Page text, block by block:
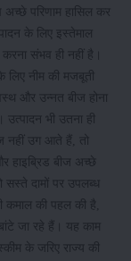
परिणाम हासिल कर
के लिए इस्तेमाल
करना संभव ही नहीं है।
नीम की मजबूती
और उन्नत बीज होना
उत्पादन भी उतना ही
नहीं उग आते हैं, तो
हाइब्रिड बीज अच्छे
सस्ते दामों पर उपलब्ध
कमाल की पहल की है,
जा रहे हैं। यह काम
के जरिए राज्य की